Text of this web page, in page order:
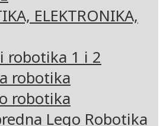
ELEKTRONIKA,
robotika 1 i 2
robotika
robotika
Lego Robotika